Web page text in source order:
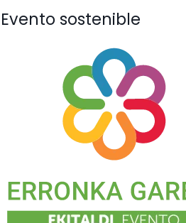
Evento sostenible